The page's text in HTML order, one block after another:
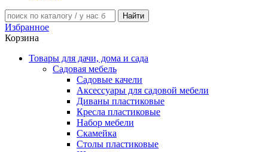
Избранное
Корзина
Товары для дачи, дома и сада
Садовая мебель
Садовые качели
Аксессуары для садовой мебели
Диваны пластиковые
Кресла пластиковые
Набор мебели
Скамейка
Столы пластиковые